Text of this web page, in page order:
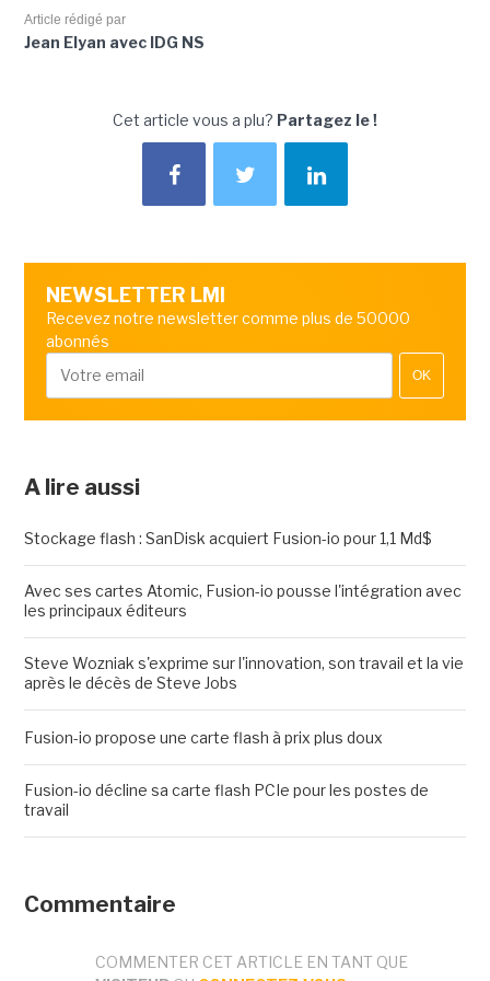
Article rédigé par
Jean Elyan avec IDG NS
Cet article vous a plu? Partagez le !
NEWSLETTER LMI
Recevez notre newsletter comme plus de 50000
abonnés
OK
A lire aussi
Stockage flash : SanDisk acquiert Fusion-io pour 1,1 Md$
Avec ses cartes Atomic, Fusion-io pousse l'intégration avec
les principaux éditeurs
Steve Wozniak s'exprime sur l'innovation, son travail et la vie
après le décès de Steve Jobs
Fusion-io propose une carte flash à prix plus doux
Fusion-io décline sa carte flash PCIe pour les postes de
travail
Commentaire
COMMENTER CET ARTICLE EN TANT QUE